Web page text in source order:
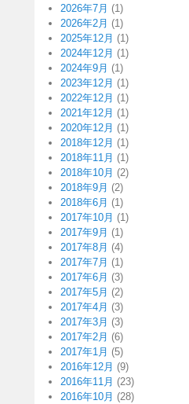
2026年7月 (1)
2026年2月 (1)
2025年12月 (1)
2024年12月 (1)
2024年9月 (1)
2023年12月 (1)
2022年12月 (1)
2021年12月 (1)
2020年12月 (1)
2018年12月 (1)
2018年11月 (1)
2018年10月 (2)
2018年9月 (2)
2018年6月 (1)
2017年10月 (1)
2017年9月 (1)
2017年8月 (4)
2017年7月 (1)
2017年6月 (3)
2017年5月 (2)
2017年4月 (3)
2017年3月 (3)
2017年2月 (6)
2017年1月 (5)
2016年12月 (9)
2016年11月 (23)
2016年10月 (28)